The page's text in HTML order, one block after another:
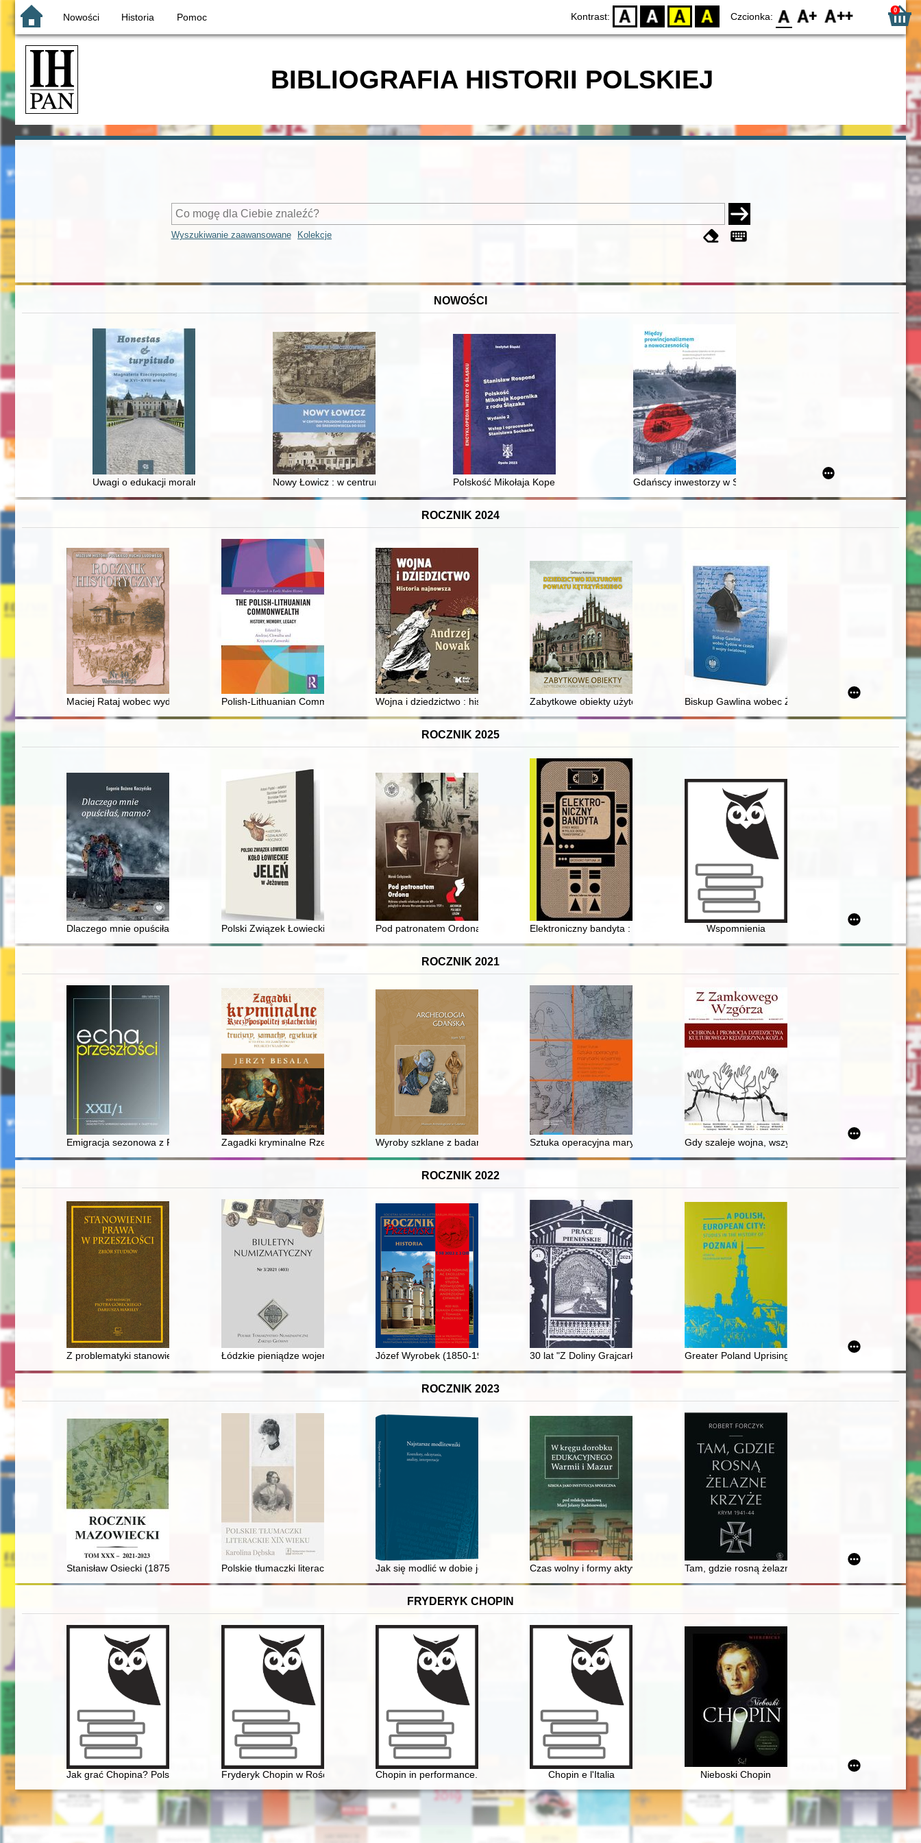
Nowości Historia Pomoc Kontrast: D BW YB BY Czcionka: F0 F1 F2 0
BIBLIOGRAFIA HISTORII POLSKIEJ
Wyszukiwanie zaawansowane Kolekcje
NOWOŚCI
Uwagi o edukacji moralnej synów szlacheckich w XVI-wiecznej Rzeczypospolitej
Nowy Łowicz : w centrum poligonu drawskiego od średniowiecza do dziś
Polskość Mikołaja Kopernika z rodu ŚlązakaGdańscy inwestorzy w Sopocie : prestiż finansowy i towarzyski
ROCZNIK 2024
Maciej Rataj wobec wydarzeń strajkowych w październiku i listopadzie 1923 r. = Maciej Rataj towards to strike events in October and November 1923
Polish-Lithuanian Commonwealth : history, memory, legacy
Wojna i dziedzictwo : historia najnowszaZabytkowe obiekty użyteczności publicznej, przemysłu i techniki
Biskup Gawlina wobec Żydów w czasie II wojny
ROCZNIK 2025
Dlaczego mnie opuściłaś, mamo? Polski Związek Łowiecki : Koło Łowieckie "Jeleń" w Jeżowem : historia, działalność, rocznice
Pod patronatem Ordona : wybrane sylwetki młodszych oficerów WP poległych w obronie Warszawy we wrześniu 1939 r
Elektroniczny bandyta : rynek wideo w Polsce okresu transformacji
Wspomnienia
ROCZNIK 2021
Emigracja sezonowa z Polski do Estonii w latach 1937-1939Zagadki kryminalne Rzeczypospolitej szlacheckiej : trucizny, zamachy, egzekucje : kto stał za zabójstwami polskich władców
Wyroby szklane z badań archeologicznych na ulicy Wilcza/Rzeźnicka w Gdańsku w 2017 roku
Sztuka operacyjna marynarki wojennej : analiza wybranych aspektów szkolenia
Gdy szaleje wojna, wszyscy się zbroją : broń sieczna
ROCZNIK 2022
Z problematyki stanowienia prawa w późnośredniowiecznych kronikach polskich
Łódzkie pieniądze wojenne 1914-1915" na pocztówceJózef Wyrobek (1850-1924) : przyczynek do biografii na marginesie edycji jego listów do Kazimierza Bartoszewicza =
30 lat "Z Doliny Grajcarka" Greater Poland Uprising 1918-1919 as seen by the
ROCZNIK 2023
Stanisław Osiecki (1875-1967) : zarys biografii ministra i parlamentarzysty ruchu ludowego
Polskie tłumaczki literackie XIX wiekuJak się modlić w dobie jezuickiej opresji? : "Lekarstwo duszne" Samuela Dambrowskiego (1611)
Czas wolny i formy aktywności podejmowane przez słuchaczy uniwersytetów trzeciego
Tam, gdzie rosną żelazne krzyże : Krym 1941-1944
FRYDERYK CHOPIN
Jak grać Chopina? Polska krytyka muzyczna o wykonawstwie muzyki Chopina w kontekście pierwszych konkursów chopinowskich (1927-1932-1937)
Fryderyk Chopin w Rościszewie Chopin in performance. History, theory, practiceChopin e l'Italia Nieboski Chopin